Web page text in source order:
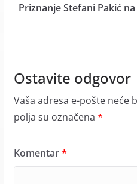
Priznanje Stefani Pakić
Ostavite odgovor
Vaša adresa e-pošte neće
polja su označena *
Komentar*